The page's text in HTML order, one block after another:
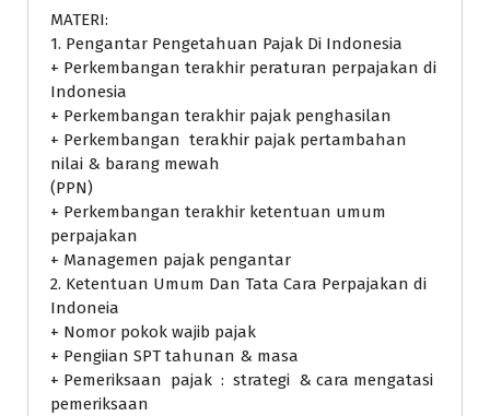
MATERI:
1. Pengantar Pengetahuan Pajak Di Indonesia
+ Perkembangan terakhir peraturan perpajakan di
Indonesia
+ Perkembangan terakhir pajak penghasilan
+ Perkembangan terakhir pajak pertambahan
nilai & barang mewah
(PPN)
+ Perkembangan terakhir ketentuan umum
perpajakan
+ Managemen pajak pengantar
2. Ketentuan Umum Dan Tata Cara Perpajakan di
Indoneia
+ Nomor pokok wajib pajak
+ Pengiian SPT tahunan & masa
+ Pemeriksaan pajak : strategi & cara mengatasi
pemeriksaan